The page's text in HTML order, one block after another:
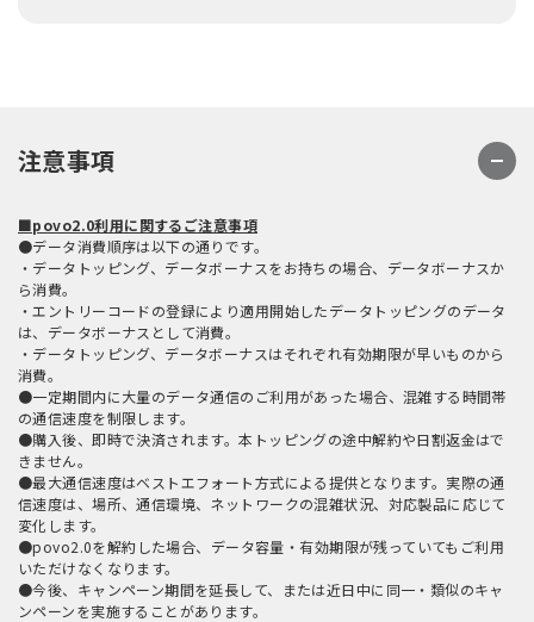
注意事項
■povo2.0利用に関するご注意事項
●データ消費順序は以下の通りです。
・データトッピング、データボーナスをお持ちの場合、データボーナスか
ら消費。
・エントリーコードの登録により適用開始したデータトッピングのデータ
は、データボーナスとして消費。
・データトッピング、データボーナスはそれぞれ有効期限が早いものから
消費。
●一定期間内に大量のデータ通信のご利用があった場合、混雑する時間帯
の通信速度を制限します。
●購入後、即時で決済されます。本トッピングの途中解約や日割返金はで
きません。
●最大通信速度はベストエフォート方式による提供となります。実際の通
信速度は、場所、通信環境、ネットワークの混雑状況、対応製品に応じて
変化します。
●povo2.0を解約した場合、データ容量・有効期限が残っていてもご利用
いただけなくなります。
●今後、キャンペーン期間を延長して、または近日中に同一・類似のキャ
ンペーンを実施することがあります。